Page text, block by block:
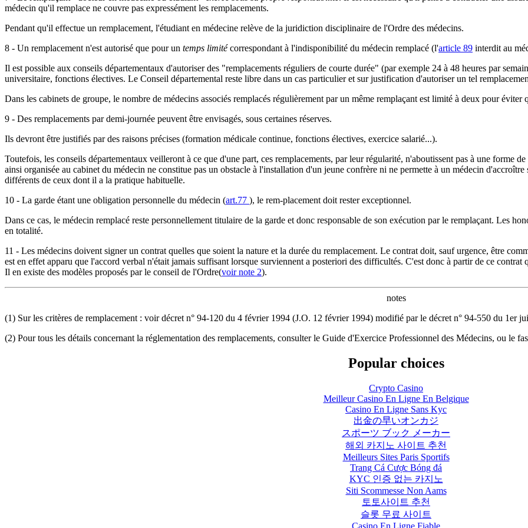
médecin qu'il remplace ne couvre pas expressément les remplacements.
Pendant qu'il effectue un remplacement, l'étudiant en médecine relève de la juridiction disciplinaire de l'Ordre des médecins.
8 - Un remplacement n'est autorisé que pour un temps limitécorrespondant à l'indisponibilité du médecin remplacé (l'article 89 interdit au
Il est possible aux conseils départementaux d'autoriser des "remplacements réguliers de courte durée" (par exemple 24 à 48 heures par
universitaire, fonctions électives. Le Conseil départemental reste libre dans un cas particulier et sur justification d'autoriser un tel
Dans les cabinets de groupe, le nombre de médecins associés remplacés régulièrement par un même remplaçant est limité à deux pour
9 - Des remplacements par demi-journée peuvent être envisagés, sous certaines réserves.
Ils devront être justifiés par des raisons précises (formation médicale continue, fonctions électives, exercice salarié...).
Toutefois, les conseils départementaux veilleront à ce que d'une part, ces remplacements, par leur régularité, n'aboutissent pas à une forme
ainsi organisée au cabinet du médecin ne constitue pas un obstacle à l'installation d'un jeune confrère ni ne permette à un médecin
différents de ceux dont il a la pratique habituelle.
10 - La garde étant une obligation personnelle du médecin (art.77 ), le rem-placement doit rester exceptionnel.
Dans ce cas, le médecin remplacé reste personnellement titulaire de la garde et donc responsable de son exécution par le remplaçant. Les
en totalité.
11 - Les médecins doivent signer un contrat quelles que soient la nature et la durée du remplacement. Le contrat doit, sauf urgence, être
est en effet apparu que l'accord verbal n'était jamais suffisant lorsque surviennent a posteriori des difficultés. C'est donc à partir de ce
Il en existe des modèles proposés par le conseil de l'Ordre(voir note 2).
notes
(1) Sur les critères de remplacement : voir décret n° 94-120 du 4 février 1994 (J.O. 12 février 1994) modifié par le décret n° 94-550 du 1er
(2) Pour tous les détails concernant la réglementation des remplacements, consulter le Guide d'Exercice Professionnel des Médecins, ou le
Popular choices
Crypto Casino
Meilleur Casino En Ligne En Belgique
Casino En Ligne Sans Kyc
出金の早いオンカジ
スポーツ ブック メーカー
해외 카지노 사이트 추천
Meilleurs Sites Paris Sportifs
Trang Cá Cược Bóng đá
KYC 인증 없는 카지노
Siti Scommesse Non Aams
토토사이트 추천
슬롯 무료 사이트
Casino En Ligne Fiable